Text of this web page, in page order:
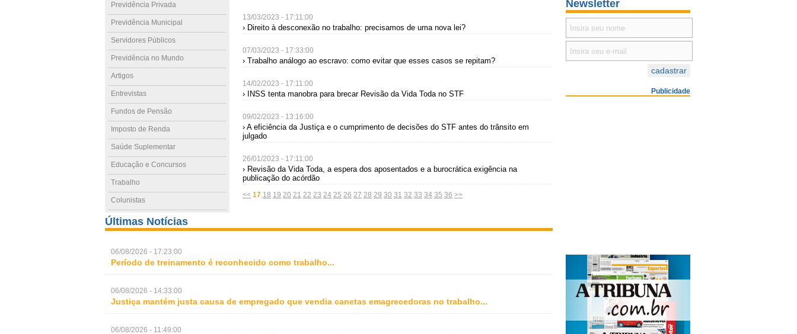
Previdência Privada
Previdência Municipal
Servidores Públicos
Previdência no Mundo
Artigos
Entrevistas
Fundos de Pensão
Imposto de Renda
Saúde Suplementar
Educação e Concursos
Trabalho
Colunistas
13/03/2023 - 17:11:00
› Direito à desconexão no trabalho: precisamos de uma nova lei?
07/03/2023 - 17:33:00
› Trabalho análogo ao escravo: como evitar que esses casos se repitam?
14/02/2023 - 17:11:00
› INSS tenta manobra para brecar Revisão da Vida Toda no STF
09/02/2023 - 13:16:00
› A eficiência da Justiça e o cumprimento de decisões do STF antes do trânsito em
julgado
26/01/2023 - 17:11:00
› Revisão da Vida Toda, a espera dos aposentados e a burocrática exigência na
publicação do acórdão
<< 17 18 19 20 21 22 23 24 25 26 27 28 29 30 31 32 33 34 35 36 >>
Últimas Notícias
06/08/2026 - 17:23:00
Período de treinamento é reconhecido como trabalho...
06/08/2026 - 14:33:00
Justiça mantém justa causa de empregado que vendia canetas emagrecedoras no trabalho...
06/08/2026 - 11:49:00
Newsletter
Publicidade